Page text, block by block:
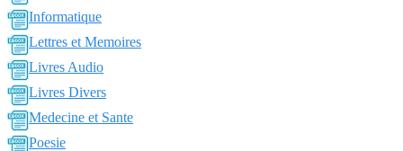
Informatique
Lettres et Memoires
Livres Audio
Livres Divers
Medecine et Sante
Poesie